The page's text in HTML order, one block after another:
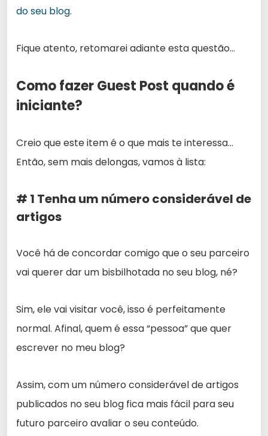
do seu blog.
Fique atento, retomarei adiante esta questão…
Como fazer Guest Post quando é
iniciante?
Creio que este item é o que mais te interessa…
Então, sem mais delongas, vamos à lista:
# 1 Tenha um número considerável de
artigos
Você há de concordar comigo que o seu parceiro
vai querer dar um bisbilhotada no seu blog, né?
Sim, ele vai visitar você, isso é perfeitamente
normal. Afinal, quem é essa “pessoa” que quer
escrever no meu blog?
Assim, com um número considerável de artigos
publicados no seu blog fica mais fácil para seu
futuro parceiro avaliar o seu conteúdo.